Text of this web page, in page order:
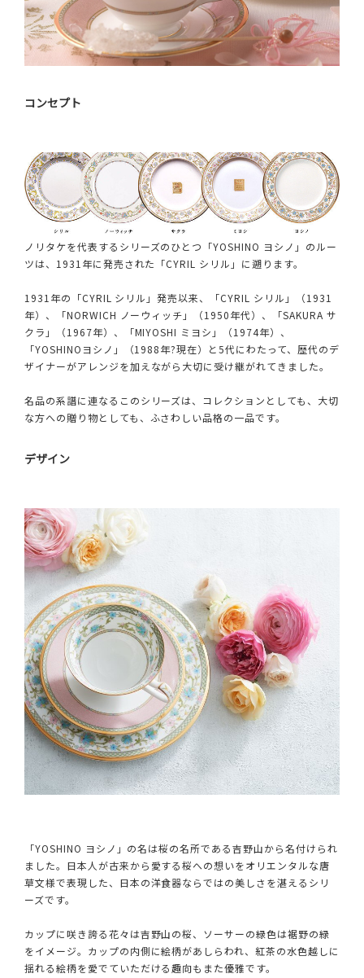
コンセプト
ノリタケを代表するシリーズのひとつ「YOSHINO ヨシノ」のルー
ツは、1931年に発売された「CYRIL シリル」に遡ります。
1931年の「CYRIL シリル」発売以来、「CYRIL シリル」（1931
年）、「NORWICH ノーウィッチ」（1950年代）、「SAKURA サ
クラ」（1967年）、「MIYOSHI ミヨシ」（1974年）、
「YOSHINOヨシノ」（1988年?現在）と5代にわたって、歴代のデ
ザイナーがアレンジを加えながら大切に受け継がれてきました。
名品の系譜に連なるこのシリーズは、コレクションとしても、大切
な方への贈り物としても、ふさわしい品格の一品です。
デザイン
「YOSHINO ヨシノ」の名は桜の名所である吉野山から名付けられ
ました。日本人が古来から愛する桜への想いをオリエンタルな唐
草文様で表現した、日本の洋食器ならではの美しさを湛えるシリ
ーズです。
カップに咲き誇る花々は吉野山の桜、ソーサーの緑色は裾野の緑
をイメージ。カップの内側に絵柄があしらわれ、紅茶の水色越しに
揺れる絵柄を愛でていただける趣向もまた優雅です。